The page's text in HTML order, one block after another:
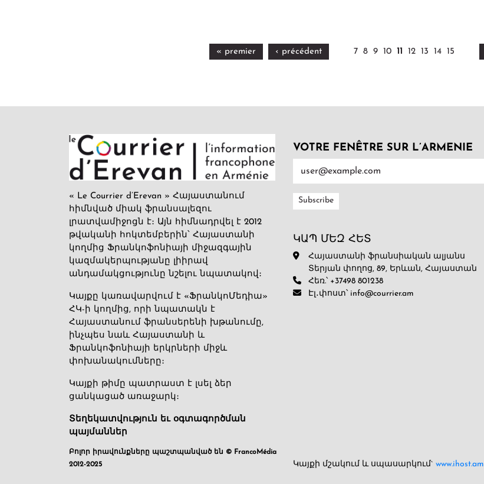
« premier ‹ précédent 7 8 9 10 11 12 13 14 15
« Le Courrier d’Erevan » Հայաստանում
հիմնված միակ ֆրանսալեզու
լրատվամիջոցն է։ Այն հիմնադրվել է 2012
թվականի հոկտեմբերին՝ Հայաստանի
կողմից Ֆրանկոֆոնիայի միջազգային
կազմակերպությանը լիիրավ
անդամակցությունը նշելու նպատակով։
Կայքը կառավարվում է «ՖրանկոՄեդիա»
ՀԿ-ի կողմից, որի նպատակն է
Հայաստանում ֆրանսերենի խթանումը,
ինչպես նաև Հայաստանի և
Ֆրանկոֆոնիայի երկրների միջև
փոխանակումները։
Կայքի թիմը պատրաստ է լսել ձեր
ցանկացած առաջարկ։
Տեղեկատվություն եւ օգտագործման
պայմաններ
Բոլոր իրավունքները պաշտպանված են © FrancoMédia
2012-2025
VOTRE FENÊTRE SUR L’ARMENIE
ԿԱՊ ՄԵԶ ՀԵՏ
Հայաստանի ֆրանսիական ալյանս
Տերյան փողոց, 89, Երևան, Հայաստան
Հեռ.՝ +37498 801238
Էլ․փոստ՝ info@courrier.am
Կայքի մշակում և սպասարկում` www.ihost.am